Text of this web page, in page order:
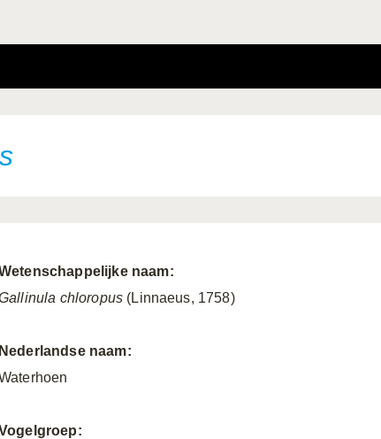
naam:
chloropus (Linnaeus, 1758)
Nederlandse naam: